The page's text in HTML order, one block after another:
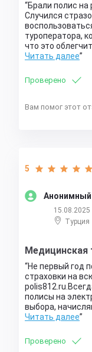
Брали полис на
Случился
туроператора,
что это
Читать далее
Проверено
Вам помог этот
5
15.08.2025
Турция
Медицинская
Не первый год
страховки на
полисы на
выбора,
Читать далее
Проверено